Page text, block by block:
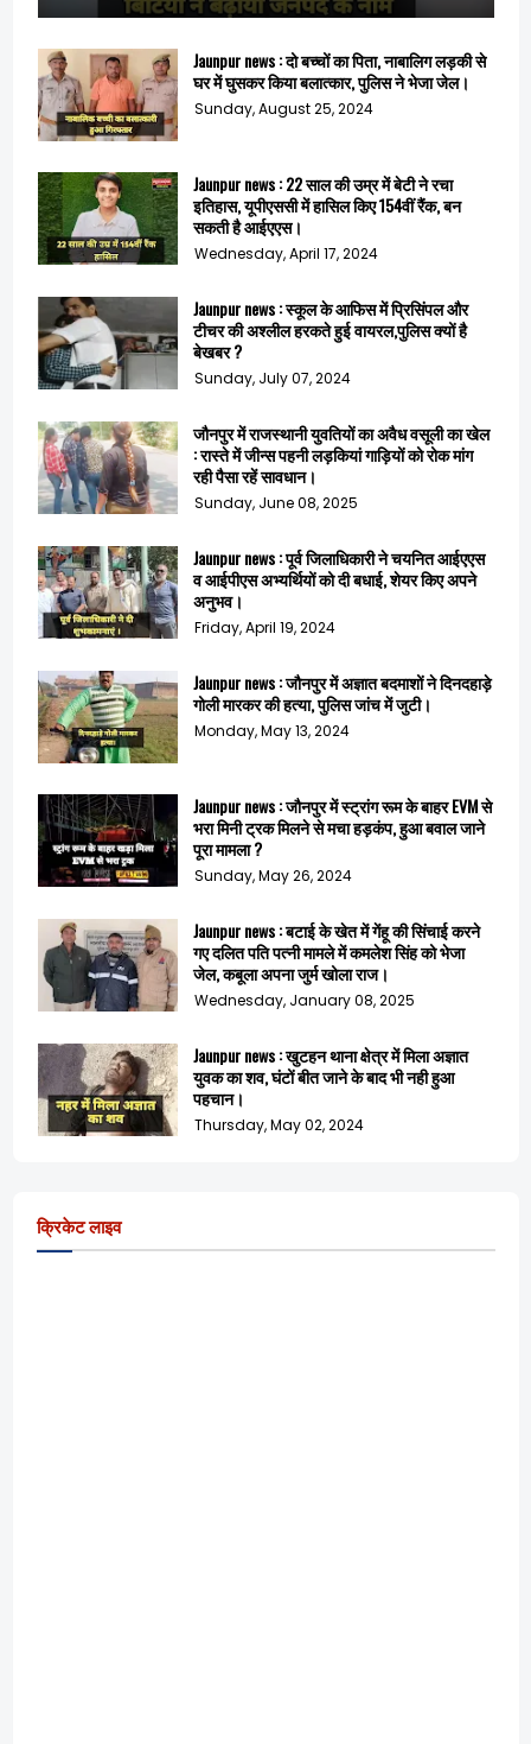
Jaunpur news : दो बच्चों का पिता, नाबालिग लड़की से
घर में घुसकर किया बलात्कार, पुलिस ने भेजा जेल।
Sunday, August 25, 2024
Jaunpur news : 22 साल की उम्र में बेटी ने रचा
इतिहास, यूपीएससी में हासिल किए 154वीं रैंक, बन
सकती है आईएएस।
Wednesday, April 17, 2024
Jaunpur news : स्कूल के आफिस में प्रिसिंपल और
टीचर की अश्लील हरकते हुई वायरल,पुलिस क्यों है
बेखबर ?
Sunday, July 07, 2024
जौनपुर में राजस्थानी युवतियों का अवैध वसूली का खेल
: रास्ते में जीन्स पहनी लड़कियां गाड़ियों को रोक मांग
रही पैसा रहें सावधान।
Sunday, June 08, 2025
Jaunpur news : पूर्व जिलाधिकारी ने चयनित आईएएस
व आईपीएस अभ्यर्थियों को दी बधाई, शेयर किए अपने
अनुभव।
Friday, April 19, 2024
Jaunpur news : जौनपुर में अज्ञात बदमाशों ने दिनदहाड़े
गोली मारकर की हत्या, पुलिस जांच में जुटी।
Monday, May 13, 2024
Jaunpur news : जौनपुर में स्ट्रांग रूम के बाहर EVM से
भरा मिनी ट्रक मिलने से मचा हड़कंप, हुआ बवाल जाने
पूरा मामला ?
Sunday, May 26, 2024
Jaunpur news : बटाई के खेत में गेंहू की सिंचाई करने
गए दलित पति पत्नी मामले में कमलेश सिंह को भेजा
जेल, कबूला अपना जुर्म खोला राज।
Wednesday, January 08, 2025
Jaunpur news : खुटहन थाना क्षेत्र में मिला अज्ञात
युवक का शव, घंटों बीत जाने के बाद भी नही हुआ
पहचान।
Thursday, May 02, 2024
क्रिकेट लाइव